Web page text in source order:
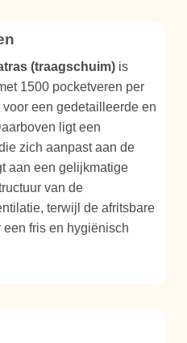
(traagschuim) is
1500 pocketveren per
een gedetailleerde en
ligt een
zich aanpast aan de
aan een gelijkmatige
van de
terwijl de afritsbare
fris en hygiënisch